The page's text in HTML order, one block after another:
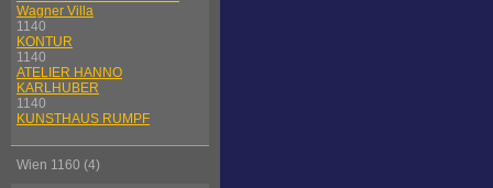
Wagner Villa
1140
KONTUR
1140
ATELIER HANNO
KARLHUBER
1140
KUNSTHAUS RUMPF
Wien 1160 (4)